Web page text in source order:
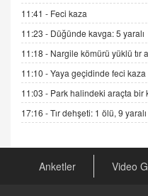
DR. EKREM
Gerçek Ne,
Cümlesinin
19.07.2025 12:45
GÖNÜL
Şifacının Yolu
04.11.2025 12:56
AV. RÜMEYSA
Kira
11:41 - Feci kaza
11:23 - Düğünde kavga: 5 yaralı
11:18 - Nargile kömürü yüklü tır
11:10 -Yaya geçidinde feci kaza
11:03 - Park halindeki araçta bir
17:16 -Tır dehşeti: 1 ölü, 9 yaralı
Anketler Video